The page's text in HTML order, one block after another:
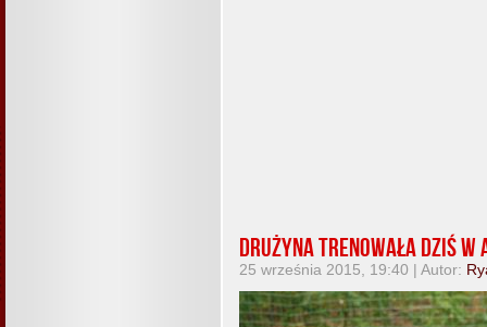
Drużyna trenowała dziś w
25 września 2015, 19:40 | Autor: